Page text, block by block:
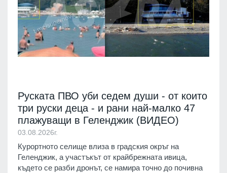
Руската ПВО уби седем души - от които
три руски деца - и рани най-малко 47
плажуващи в Геленджик (ВИДЕО)
03.08.2026г.
Курортното селище влиза в градския окръг на
Геленджик, а участъкът от крайбрежната ивица,
където се разби дронът, се намира точно до почивна